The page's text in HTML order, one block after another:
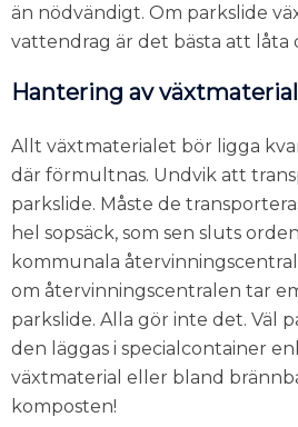
än nödvändigt. Om parkslide
vattendrag är det bästa att låta
Hantering av växtmaterial
Allt växtmaterialet bör ligga
där förmultnas. Undvik att
parkslide. Måste de
hel sopsäck, som sen sluts
kommunala
om återvinningscentralen tar
parkslide. Alla gör inte det. Väl
den läggas i specialcontainer
växtmaterial eller bland
komposten!